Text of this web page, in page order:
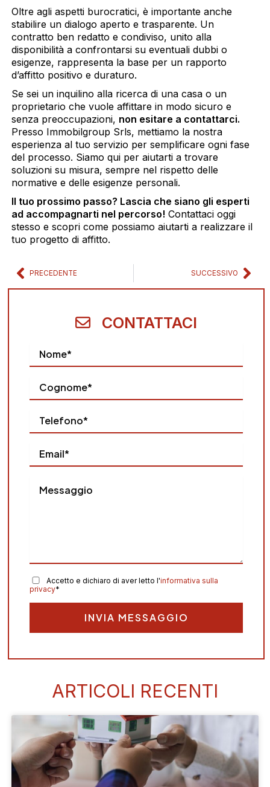
con altre informazioni che ha fornito loro o che hanno
raccolto dal suo utilizzo dei loro servizi.
Selezione
consenso
Necessari
Preferenze
Statistiche
Oltre agli aspetti burocratici, è importante anche
stabilire un dialogo aperto e trasparente. Un
contratto ben redatto e condiviso, unito alla
disponibilità a confrontarsi su eventuali dubbi o
esigenze, rappresenta la base per un rapporto
d’affitto positivo e duraturo.
Se sei un inquilino alla ricerca di una casa o un
proprietario che vuole affittare in modo sicuro e
senza preoccupazioni, non esitare a contattarci.
Presso Immobilgroup Srls, mettiamo la nostra
esperienza al tuo servizio per semplificare ogni fase
del processo. Siamo qui per aiutarti a trovare
soluzioni su misura, sempre nel rispetto delle
normative e delle esigenze personali.
Il tuo prossimo passo? Lascia che siano gli esperti
ad accompagnarti nel percorso! Contattaci oggi
stesso e scopri come possiamo aiutarti a realizzare il
tuo progetto di affitto.
Precedente
PRECEDENTE SUCCESSIVO
CONTATTACI
Accetto e dichiaro di aver letto l'informativa sulla
privacy*
ARTICOLI RECENTI